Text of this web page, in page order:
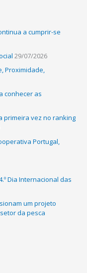
a cumprir-se
29/07/2026
Proximidade,
conhecer as
primeira vez no ranking
Portugal,
Dia Internacional das
um projeto
da pesca